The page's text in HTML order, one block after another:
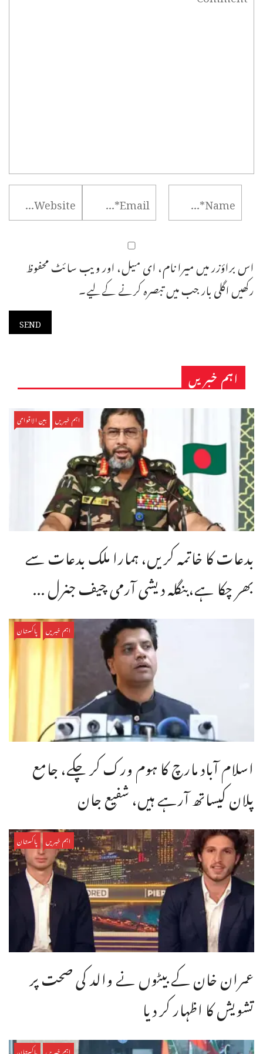
اس براؤزر میں میرا نام، ای میل، اور ویب سائٹ محفوظ
رکھیں اگلی بار جب میں تبصرہ کرنے کےلیے۔
اہم خبریں
اہم خبریں بین الاقوامی
بدعات کا خاتمہ کریں، ہمارا ملک بدعات سے
بھر چکا ہے،بنگله دیشی آرمی چیف جنرل ...
اہم خبریں پاکستان
اسلام آباد مارچ کا ہوم ورک کر چکے، جامع
پلان کیساتھ آرہے ہیں، شفیع جان
اہم خبریں پاکستان
عمران خان کے بیٹوں نے والد کی صحت پر
تشویش کا اظہار کر دیا
اہم خبریں پاکستان